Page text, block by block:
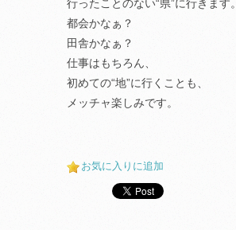
行ったことのない“県”に行きます。
都会かなぁ？
田舎かなぁ？
仕事はもちろん、
初めての“地”に行くことも、
メッチャ楽しみです。
お気に入りに追加